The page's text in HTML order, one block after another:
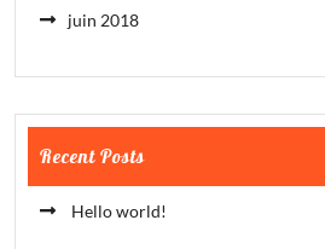
juin 2018
Recent Posts
Hello world!